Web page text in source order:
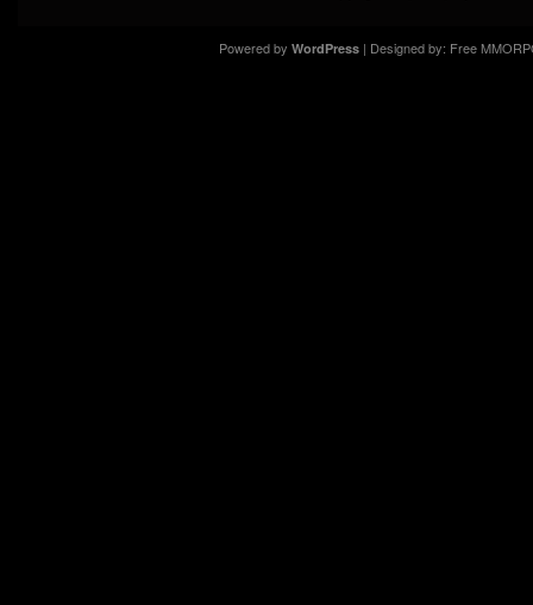
Powered by WordPress | Designed by: Free